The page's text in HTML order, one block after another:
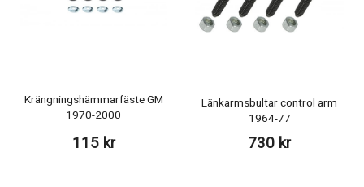
Krängningshämmarfäste GM
1970-2000
115 kr
Länkarmsbultar control arm
1964-77
730 kr